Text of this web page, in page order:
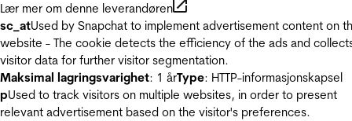
Lær mer om denne leverandøren
sc_atUsed by Snapchat to implement advertisement content on
website - The cookie detects the efficiency of the ads and
visitor data for further visitor segmentation.
Maksimal lagringsvarighet: 1 årType: HTTP-informasjonskapsel
pUsed to track visitors on multiple websites, in order to present
relevant advertisement based on the visitor's preferences.